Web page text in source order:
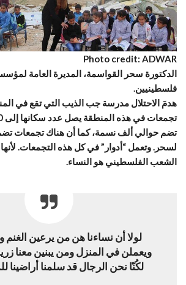
Photo credit: ADWAR
الدكتورة سحر القواسمة، المديرة العامة
فلسطينيين.
هدمَ الاحتلال مدرسة جب الذيب التي تقع في
لسحر. وتعمل “أدوار” في كل هذه التجمعات.
الشعب الفلسطيني هو النساء.
لولا أن نساءنا هن من يرعين
ويعملن في المنزل ومن يبنين معنا
لكُنّا نحن الرجال قد سلمنا أراضينا